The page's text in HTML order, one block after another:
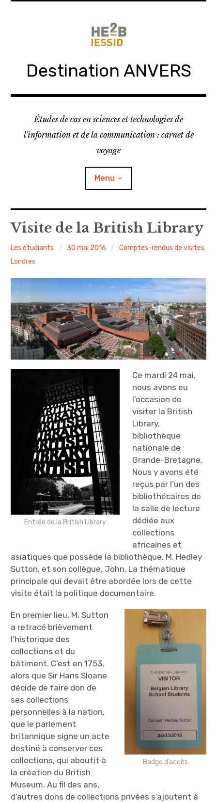
Destination ANVERS
Études de cas en sciences et technologies de
l'information et de la communication : carnet de
voyage
Menu
Amsterdam child
menu
Précédemment child
menu
child
child
menu
child
menu
Visite de la British Library
Les étudiants 30 mai 2016 Comptes-rendus de visites,
Londres
Entrée de la British Library
Ce mardi 24 mai,
nous avons eu
l’occasion de
visiter la British
Library,
bibliothèque
nationale de
Grande-Bretagne.
Nous y avons été
reçus par l’un des
bibliothécaires de
la salle de lecture
dédiée aux
collections
africaines et
asiatiques que possède la bibliothèque, M. Hedley
Sutton, et son collègue, John. La thématique
principale qui devait être abordée lors de cette
visite était la politique documentaire.
Badge d’accès
En premier lieu, M. Sutton
a retracé brièvement
l’historique des
collections et du
bâtiment. C’est en 1753,
alors que Sir Hans Sloane
décide de faire don de
ses collections
personnelles à la nation,
que le parlement
britannique signe un acte
destiné à conserver ces
collections, qui aboutit à
la création du British
Museum. Au fil des ans,
d’autres dons de collections privées s’ajoutent à